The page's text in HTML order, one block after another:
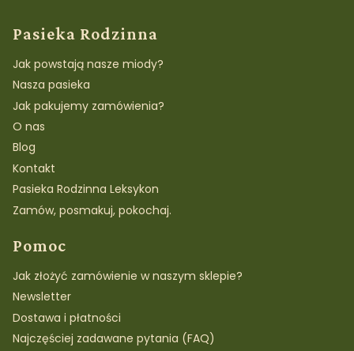
Linki w stopce
Pasieka Rodzinna
Jak powstają nasze miody?
Nasza pasieka
Jak pakujemy zamówienia?
O nas
Blog
Kontakt
Pasieka Rodzinna Leksykon
Zamów, posmakuj, pokochaj.
Pomoc
Jak złożyć zamówienie w naszym sklepie?
Newsletter
Dostawa i płatności
Najczęściej zadawane pytania (FAQ)